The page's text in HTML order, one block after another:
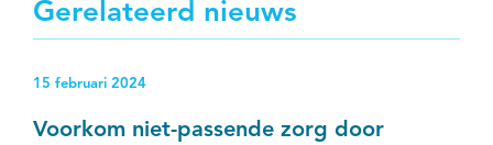
Gerelateerd nieuws
15 februari 2024
Voorkom niet-passende zorg door